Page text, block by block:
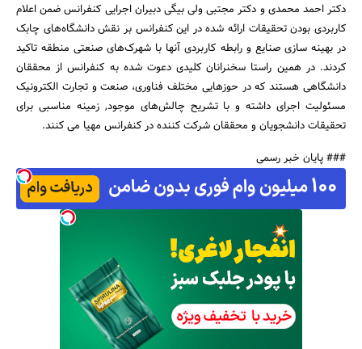
دکتر احمد محمدی و دکتر مجتبی‌ ولی‌ بیگی دبیران اجرایی کنفرانس ضمن اعلام
کاربردی بودن تحقیقات ارائه شده در این کنفرانس بر نقش دانشگاه‌های چابک
در بهینه سازی صنایع و رابطه کاربردی آنها با شهرک‌های صنعتی‌ منطقه تاکید
کردند. در همین راستا سخنرانان کلیدی دعوت شده به کنفرانس از محققان
دانشگاهی هستند که در حوزهایی مختلف فناوری، صنعت و تجارت الکترونیک
مسئولیت اجرای داشته و با تشریح چالش‌های موجود, زمینه مناسبی برای
تحقیقات دانشجویان و محققان شرکت کننده در کنفرانس مهیا می کنند.
### پایان خبر رسمی